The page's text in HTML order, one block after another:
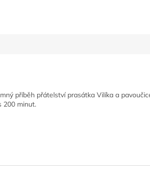
příběh přátelství prasátka Vilíka a
200 minut.